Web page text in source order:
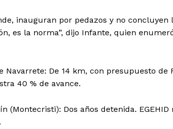
inauguran por pedazos y no
es la norma”, dijo Infante, quien
Navarrete: De 14 km, con presupuesto de
40 % de avance.
(Montecristi): Dos años detenida.